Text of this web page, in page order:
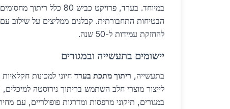
במיוחד. בערד, פרויקט כביש 80
הבטיחות התחבורתית. קבלנים ממליצים על שילוב עם
להחזקת עמידות ל-50 שנה.
יישומים בתעשייה ובמגורים
בתעשייה, ריתוך מתכת בערד חיוני למכונות